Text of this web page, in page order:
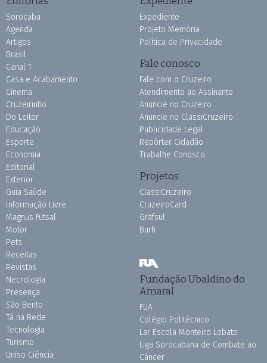
Sorocaba
Agenda
Artigos
Brasil
Canal 1
Casa e Acabamento
Cinema
Cruzeirinho
Do Leitor
Educação
Esporte
Economia
Editorial
Exterior
Guia Saúde
Informação Livre
Magnus Futsal
Motor
Pets
Receitas
Revistas
Necrologia
Presença
São Bento
Tá na Rede
Tecnologia
Turismo
Uniso Ciência
Expediente
Projeto Memória
Política de Privacidade
Fale conosco
Fale com o Cruzeiro
Atendimento ao Assinante
Anuncie no Cruzeiro
Anuncie no ClassiCruzeiro
Publicidade Legal
Repórter Cidadão
Trabalhe Conosco
Projetos
ClassiCruzeiro
CruzeiroCard
Grafsul
Burh
Fundação Ubaldino do
Amaral
FUA
Colégio Politécnico
Lar Escola Monteiro Lobato
Liga Sorocabana de Combate ao
Câncer